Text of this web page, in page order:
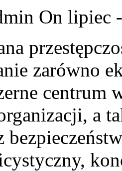
On lipiec
zarówno
centrum
a